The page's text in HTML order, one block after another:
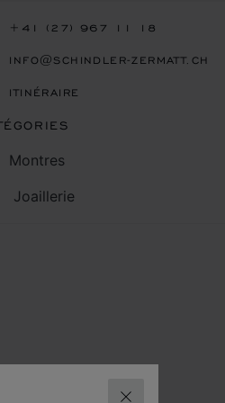
+41 (27) 967 11 18
INFO@SCHINDLER-ZERMATT.CH
ITINÉRAIRE
Montres
Joaillerie